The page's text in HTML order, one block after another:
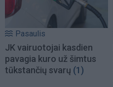
Pasaulis
JK vairuotojai kasdien
pavagia kuro už šimtus
tūkstančių svarų (1)